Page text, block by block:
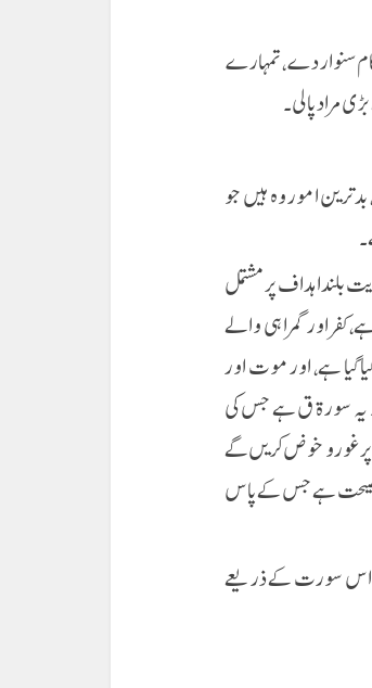
کام سنوار دے، تمہارے
مراد پا لی۔
امور وہ ہیں جو
بلند اہداف پر مشتمل
کفر اور گمراہی والے
گیا ہے، اور موت اور
یہ سورۃ ق ہے جس کی
غور و خوض کریں گے
نصیحت ہے جس کے پاس
اس سورت کے ذریعے